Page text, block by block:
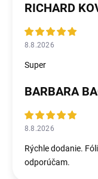
RICHARD
8.8.2026
Super
BARBARA
8.8.2026
Rýchle dodanie.
odporúčam.